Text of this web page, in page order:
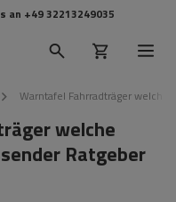
an +49 32213249035
Warntafel Fahrradträger welche
welche
Ratgeber